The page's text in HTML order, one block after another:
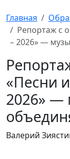
Главная
Репортаж с
– 2026» —
«Песни
2026» —
Валерий